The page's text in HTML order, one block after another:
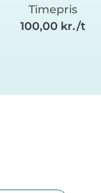
Timepris
100,00 kr./t